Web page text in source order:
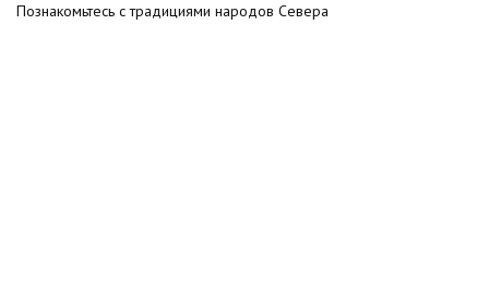
Познакомьтесь с традициями народов Севера